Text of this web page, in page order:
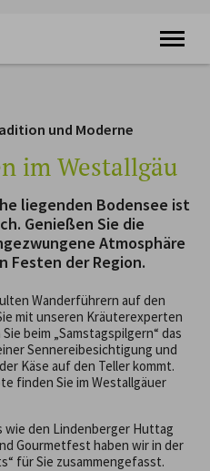
und Moderne
im Westallgäu
liegenden Bodensee ist
Genießen Sie die
Atmosphäre
Festen der Region.
Wanderführern auf den
mit unseren Kräuterexperten
beim „Samstagspilgern“ das
Sennereibesichtigung und
Käse auf den Teller kommt.
finden Sie im Westallgäuer
wie den Lindenberger Huttag
Gourmetfest haben wir in der
für Sie zusammengefasst.